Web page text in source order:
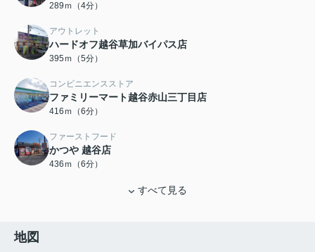
289ｍ（4分）
アウトレット
ハードオフ越谷草加バイパス店
395ｍ（5分）
コンビニエンスストア
ファミリーマート越谷赤山三丁目店
416ｍ（6分）
ファーストフード
かつや 越谷店
436ｍ（6分）
すべて見る
地図